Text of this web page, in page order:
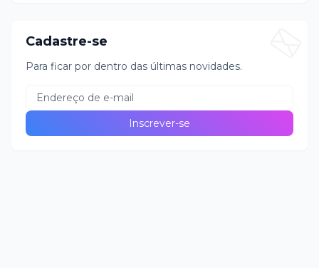
Cadastre-se
Para ficar por dentro das últimas novidades.